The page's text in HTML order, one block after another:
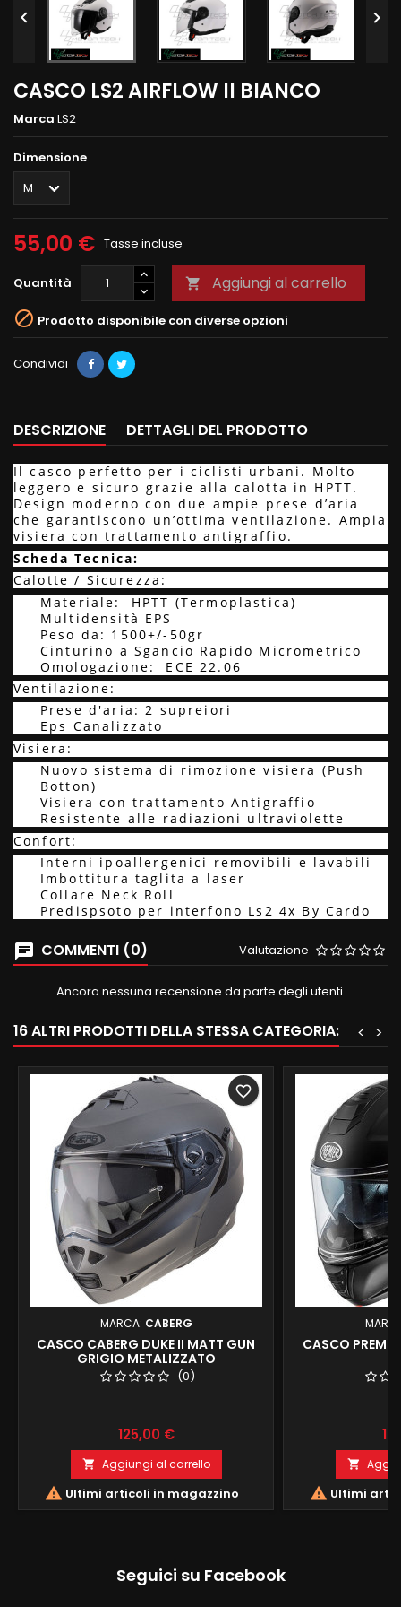
 
CASCO LS2 AIRFLOW II BIANCO
Marca LS2
Dimensione
55,00 € Tasse incluse
Quantità  Aggiungi al carrello
 Prodotto disponibile con diverse opzioni
Condividi
DESCRIZIONE DETTAGLI DEL PRODOTTO
Il casco perfetto per i ciclisti urbani. Molto
leggero e sicuro grazie alla calotta in HPTT.
Design moderno con due ampie prese d’aria
che garantiscono un’ottima ventilazione. Ampia
visiera con trattamento antigraffio.
Scheda Tecnica:
Calotte / Sicurezza:
Materiale: HPTT (Termoplastica)
Multidensità EPS
Peso da: 1500+/-50gr
Cinturino a Sgancio Rapido Micrometrico
Omologazione: ECE 22.06
Ventilazione:
Prese d'aria: 2 supreiori
Eps Canalizzato
Visiera:
Nuovo sistema di rimozione visiera (Push
Botton)
Visiera con trattamento Antigraffio
Resistente alle radiazioni ultraviolette
Confort:
Interni ipoallergenici removibili e lavabili
Imbottitura taglita a laser
Collare Neck Roll
Predispsoto per interfono Ls2 4x By Cardo
COMMENTI (0) Valutazione
Ancora nessuna recensione da parte degli utenti.
16 ALTRI PRODOTTI DELLA STESSA CATEGORIA: >
<
MARCA: CABERG
CASCO CABERG DUKE II MATT GUN
GRIGIO METALIZZATO
(0)
Prezzo
125,00 €
 Aggiungi al carrello
 Ultimi articoli in magazzino
favorite_border
CASCO

 Ultimi
Seguici su Facebook